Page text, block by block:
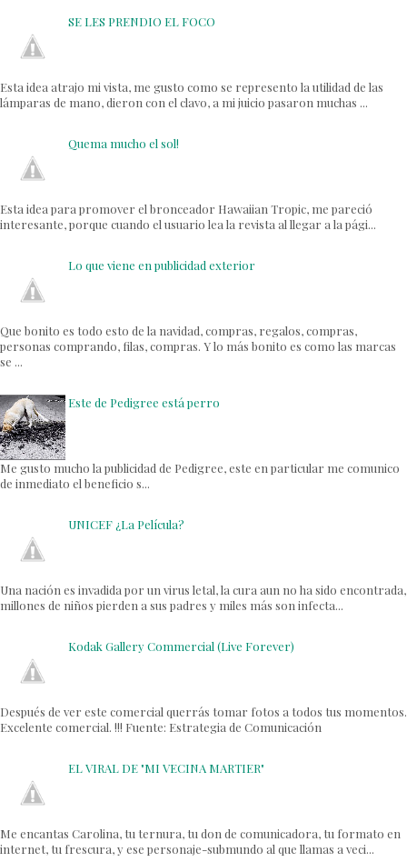
SE LES PRENDIO EL FOCO
Esta idea atrajo mi vista, me gusto como se represento la utilidad de las
lámparas de mano, dieron con el clavo, a mi juicio pasaron muchas ...
Quema mucho el sol!
Esta idea para promover el bronceador Hawaiian Tropic, me pareció
interesante, porque cuando el usuario lea la revista al llegar a la pági...
Lo que viene en publicidad exterior
Que bonito es todo esto de la navidad, compras, regalos, compras,
personas comprando, filas, compras. Y lo más bonito es como las marcas
se ...
Este de Pedigree está perro
Me gusto mucho la publicidad de Pedigree, este en particular me comunico
de inmediato el beneficio s...
UNICEF ¿La Película?
Una nación es invadida por un virus letal, la cura aun no ha sido encontrada,
millones de niños pierden a sus padres y miles más son infecta...
Kodak Gallery Commercial (Live Forever)
Después de ver este comercial querrás tomar fotos a todos tus momentos.
Excelente comercial. !!! Fuente: Estrategia de Comunicación
EL VIRAL DE "MI VECINA MARTIER"
Me encantas Carolina, tu ternura, tu don de comunicadora, tu formato en
internet, tu frescura, y ese personaje-submundo al que llamas a veci...